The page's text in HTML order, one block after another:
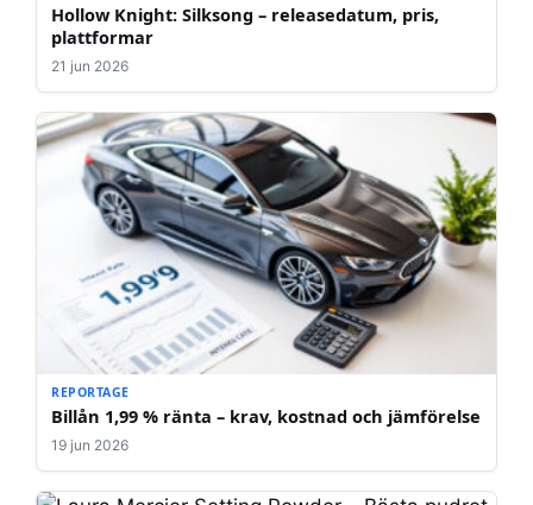
Hollow Knight: Silksong – releasedatum, pris,
plattformar
21 jun 2026
REPORTAGE
Billån 1,99 % ränta – krav, kostnad och jämförelse
19 jun 2026